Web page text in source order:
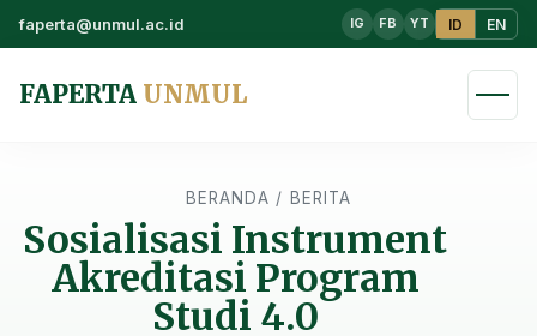
faperta@unmul.ac.id IG FB YT ID EN
FAPERTA UNMUL
BERANDA / BERITA
Sosialisasi Instrument
Akreditasi Program
Studi 4.0